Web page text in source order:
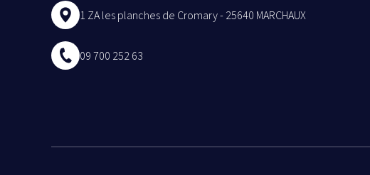
1 ZA les planches de Cromary - 25640 MARCHAUX
09 700 252 63